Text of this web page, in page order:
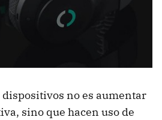
dispositivos no es aumentar
sino que hacen uso de